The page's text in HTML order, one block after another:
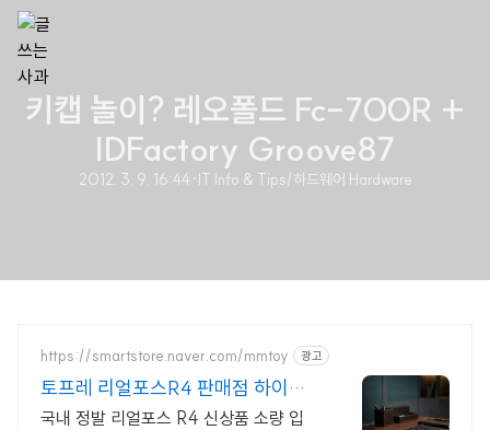
키캡 놀이? 레오폴드 Fc-700R +
IDFactory Groove87
2012. 3. 9. 16:44 ·IT Info & Tips/하드웨어 Hardware
https://smartstore.naver.com/mmtoy 광고
토프레 리얼포스R4 판매점 하이엔
드 키보드 편집샵
국내 정발 리얼포스 R4 신상품 소량 입